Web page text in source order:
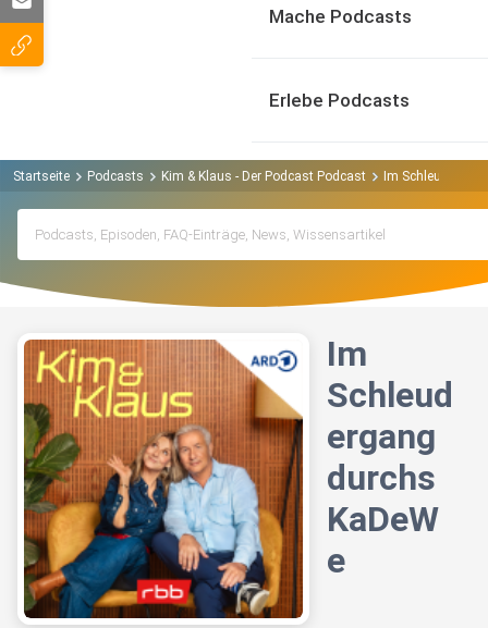
Mache Podcasts
Erlebe Podcasts
Startseite Podcasts Kim & Klaus - Der Podcast Podcast Im
Im
Schleud
ergang
durchs
KaDeW
e